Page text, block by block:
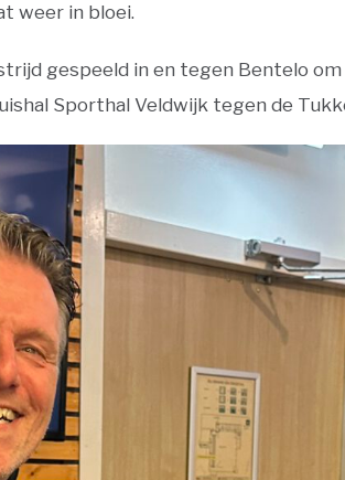
weer in bloei.
gespeeld in en tegen Bentelo om
Sporthal Veldwijk tegen de